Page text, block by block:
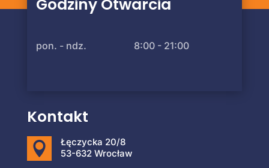
Godziny Otwarcia
pon. - ndz. 8:00 - 21:00
Kontakt

Łęczycka 20/8
53-632 Wrocław